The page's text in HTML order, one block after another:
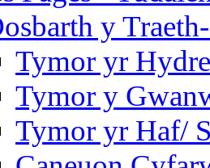
y
Tymor yr
Tymor y
Tymor yr Haf/